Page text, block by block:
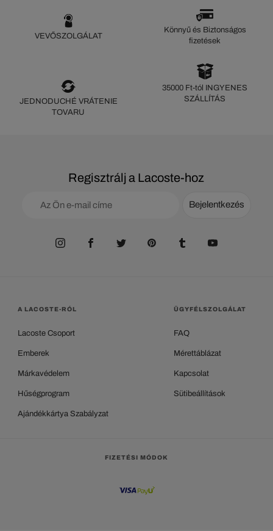
VEVŐSZOLGÁLAT
Könnyű és Biztonságos
fizetések
JEDNODUCHÉ VRÁTENIE
TOVARU
35000 Ft-tól INGYENES
SZÁLLÍTÁS
Regisztrálj a Lacoste-hoz
Bejelentkezés
A LACOSTE-RÓL
Lacoste Csoport
Emberek
Márkavédelem
Hűségprogram
Ajándékkártya Szabályzat
ÜGYFÉLSZOLGÁLAT
FAQ
Mérettáblázat
Kapcsolat
Sütibeállítások
FIZETÉSI MÓDOK